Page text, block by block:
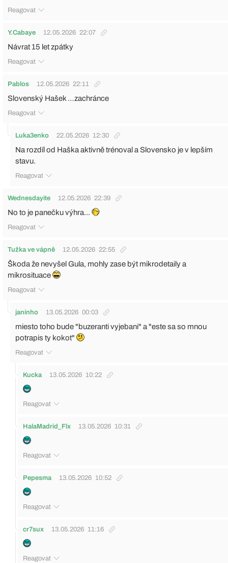
Reagovat
Y.Cabaye 12.05.2026 22:07
Návrat 15 let zpátky
Reagovat
Pablos 12.05.2026 22:11
Slovenský Hašek …zachránce
Reagovat
Luka3enko 22.05.2026 12:30
Na rozdíl od Haška aktivně trénoval a Slovensko je v lepším
stavu.
Reagovat
Wednesdayite 12.05.2026 22:39
No to je panečku výhra...
Reagovat
Tužka ve vápně 12.05.2026 22:55
Škoda že nevyšel Gula, mohly zase být mikrodetaily a
mikrosituace
Reagovat
janinho 13.05.2026 00:03
miesto toho bude "buzeranti vyjebani" a "este sa so mnou
potrapis ty kokot"
Reagovat
Kucka 13.05.2026 10:22
Reagovat
HalaMadrid_Flx 13.05.2026 10:31
Reagovat
Pepesma 13.05.2026 10:52
Reagovat
cr7sux 13.05.2026 11:16
Reagovat